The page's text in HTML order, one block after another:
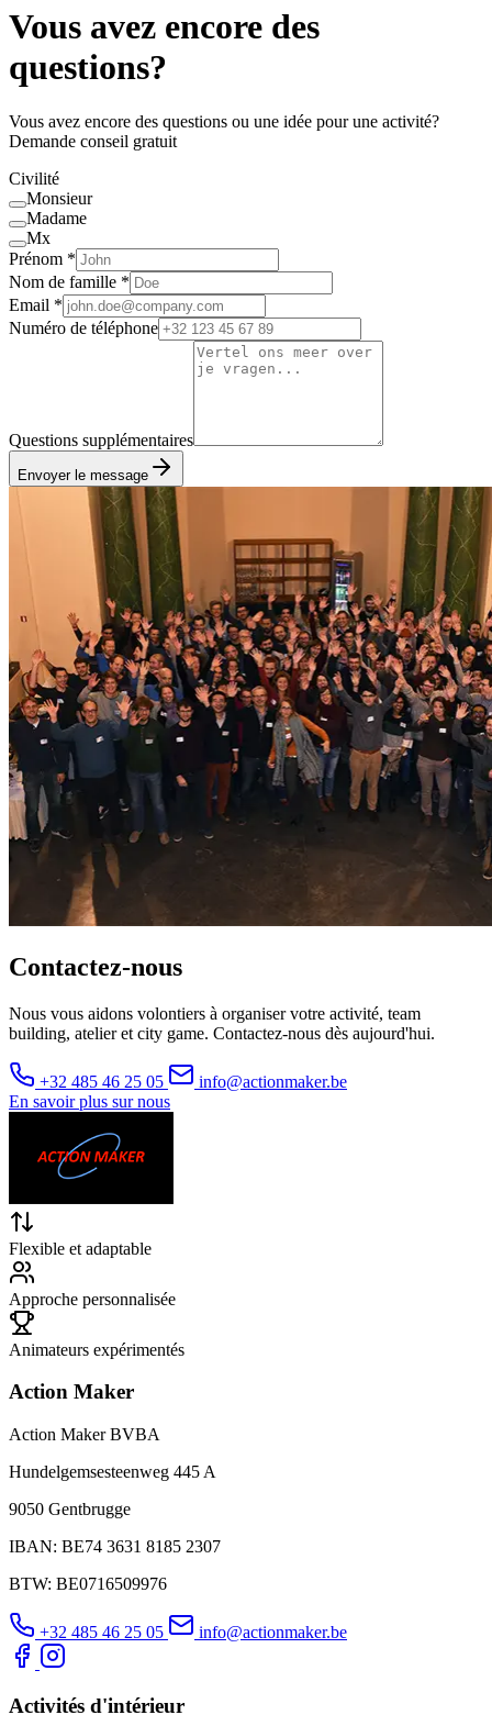
Vous avez encore des
questions?
Vous avez encore des questions ou une idée pour une activité?
Demande conseil gratuit
Civilité
Monsieur
Madame
Mx
Prénom *
Nom de famille *
Email *
Numéro de téléphone
Questions supplémentaires
Envoyer le message
Contactez-nous
Nous vous aidons volontiers à organiser votre activité, team
building, atelier et city game. Contactez-nous dès aujourd'hui.
+32 485 46 25 05
info@actionmaker.be
En savoir plus sur nous
Flexible et adaptable
Approche personnalisée
Animateurs expérimentés
Action Maker
Action Maker BVBA
Hundelgemsesteenweg 445 A
9050 Gentbrugge
IBAN: BE74 3631 8185 2307
BTW: BE0716509976
+32 485 46 25 05 info@actionmaker.be
Activités d'intérieur